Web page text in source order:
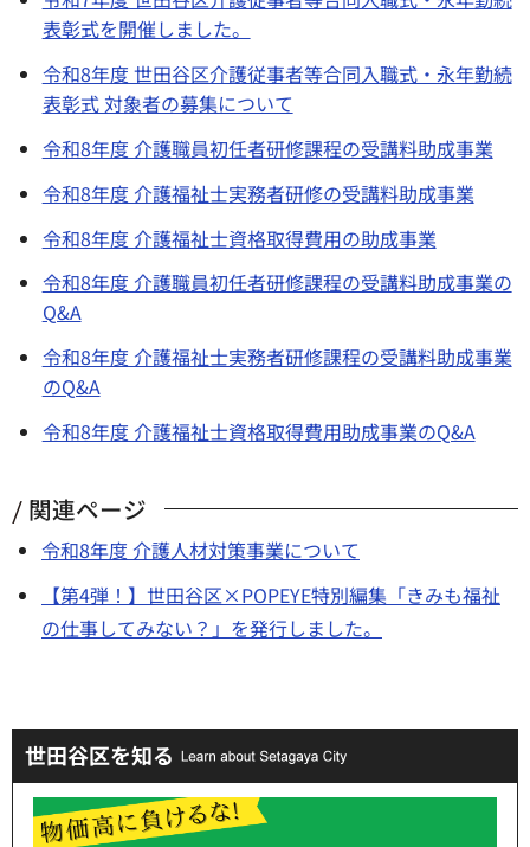
表彰式を開催しました。
令和8年度 世田谷区介護従事者等合同入職式・永年勤続
表彰式 対象者の募集について
令和8年度 介護職員初任者研修課程の受講料助成事業
令和8年度 介護福祉士実務者研修の受講料助成事業
令和8年度 介護福祉士資格取得費用の助成事業
令和8年度 介護職員初任者研修課程の受講料助成事業の
Q&A
令和8年度 介護福祉士実務者研修課程の受講料助成事業
のQ&A
令和8年度 介護福祉士資格取得費用助成事業のQ&A
関連ページ
令和8年度 介護人材対策事業について
【第4弾！】世田谷区×POPEYE特別編集「きみも福祉
の仕事してみない？」を発行しました。
世田谷区を知る